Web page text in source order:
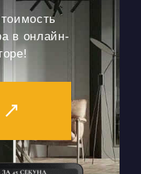
в онлайн-